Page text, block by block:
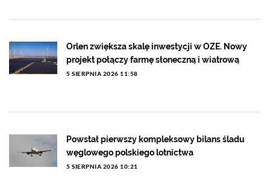
Orlen zwiększa skalę inwestycji w OZE. Nowy
projekt połączy farmę słoneczną i wiatrową
5 SIERPNIA 2026 11:58
Powstał pierwszy kompleksowy bilans śladu
węglowego polskiego lotnictwa
5 SIERPNIA 2026 10:21